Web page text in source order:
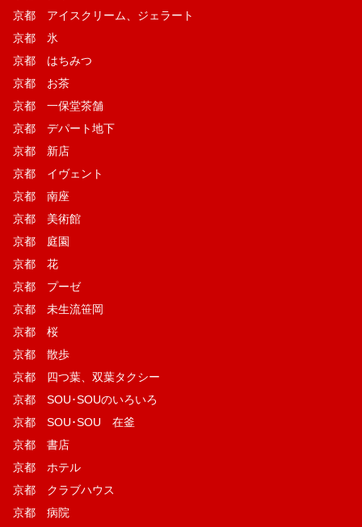
京都 アイスクリーム、ジェラート
京都 氷
京都 はちみつ
京都 お茶
京都 一保堂茶舗
京都 デパート地下
京都 新店
京都 イヴェント
京都 南座
京都 美術館
京都 庭園
京都 花
京都 プーゼ
京都 未生流笹岡
京都 桜
京都 散歩
京都 四つ葉、双葉タクシー
京都 SOU･SOUのいろいろ
京都 SOU･SOU 在釜
京都 書店
京都 ホテル
京都 クラブハウス
京都 病院